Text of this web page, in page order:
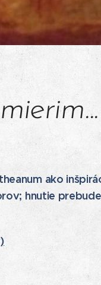
ako
hnutie